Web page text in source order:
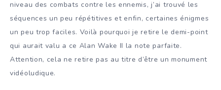
niveau des combats contre les ennemis, j’ai trouvé les
séquences un peu répétitives et enfin, certaines énigmes
un peu trop faciles. Voilà pourquoi je retire le demi-point
qui aurait valu a ce Alan Wake II la note parfaite.
Attention, cela ne retire pas au titre d’être un monument
vidéoludique.